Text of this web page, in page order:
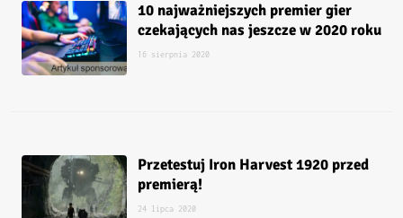
10 najważniejszych premier gier
czekających nas jeszcze w 2020 roku
16 sierpnia 2020
Przetestuj Iron Harvest 1920 przed
premierą!
24 lipca 2020